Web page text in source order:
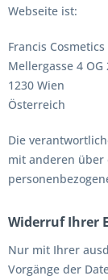
Webseite ist:
Francis Cosmetics
Mellergasse 4 OG
1230 Wien
Österreich
Die
mit anderen über
Widerruf Ihrer
Nur mit Ihrer
Vorgänge der